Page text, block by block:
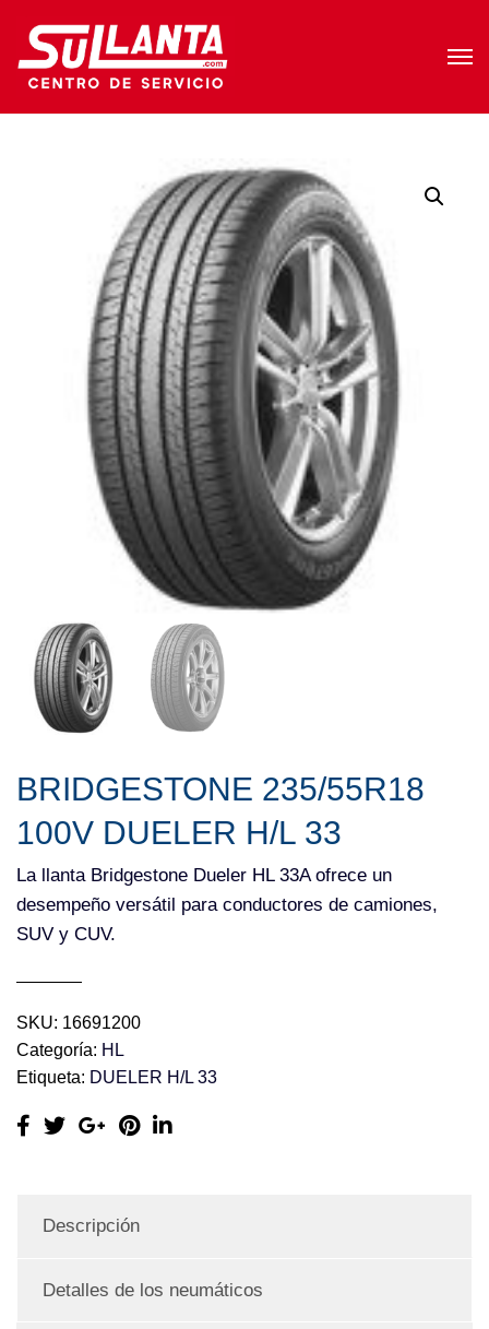
BRIDGESTONE 235/55R18
100V DUELER H/L 33
La llanta Bridgestone Dueler HL 33A ofrece un
desempeño versátil para conductores de camiones,
SUV y CUV.
SKU: 16691200
Categoría: HL
Etiqueta: DUELER H/L 33
Descripción
Detalles de los neumáticos